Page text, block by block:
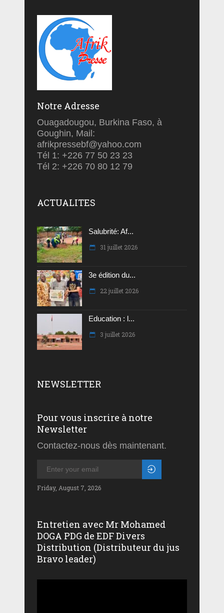
Notre Adresse
Ouagadougou, Burkina Faso, à
Goughin, Mail:
afrikpressebf@yahoo.com
Tél 1: +226 77 50 23 23
Tél 2: +226 70 80 12 79
ACTUALITES
Salubrité: Af...
31 juillet 2026
3e édition du...
22 juillet 2026
Education : l...
3 juillet 2026
NEWSLETTER
Pour vous inscrire à notre
Newsletter
Contactez-nous dès maintenant.
Friday, August 7, 2026
Entretien avec Mr Mohamed
DOGA PDG de EDF Divers
Distribution (Distributeur du jus
Bravo leader)